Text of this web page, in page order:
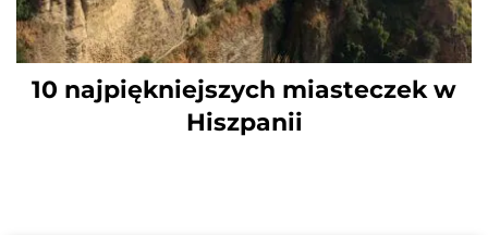
10 najpiękniejszych miasteczek w
Hiszpanii